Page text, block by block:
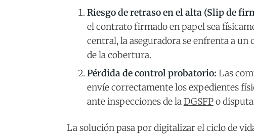
Riesgo de retraso en el alta (Slip de
el contrato firmado en papel sea
central, la aseguradora se enfrenta a
de la cobertura.
Pérdida de control probatorio: Las
envíe correctamente los expedientes
ante inspecciones de laDGSFPo
La solución pasa por digitalizar el ciclo de